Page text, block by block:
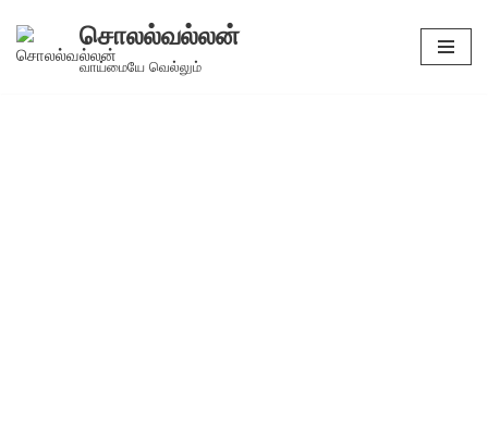
Skip
சொலல்வல்லன்
வாய்மையே வெல்லும்